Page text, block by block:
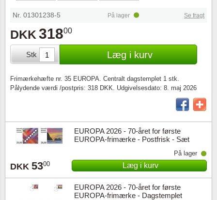
Nr. 01301238-5
DKK 31800
Se fragt
På lager
Stk Læg i kurv
Frimærkehæfte nr. 35 EUROPA. Centralt dagstemplet 1 stk.
Pålydende værdi /postpris: 318 DKK. Udgivelsesdato: 8. maj 2026
EUROPA 2026 - 70-året for første
EUROPA-frimærke - Postfrisk - Sæt
DKK 5300
På lager
Læg i kurv
EUROPA 2026 - 70-året for første
EUROPA-frimærke - Dagstemplet
Frimærkehæfter
Souvenirmapper
Juleophæng
Pincetter
Tilbehør - andet